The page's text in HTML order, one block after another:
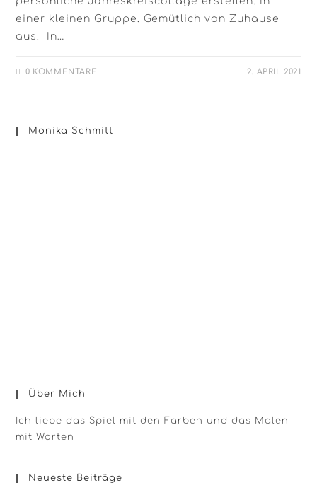
einer kleinen Gruppe. Gemütlich von Zuhause
aus. In…
0 KOMMENTARE 2. APRIL 2021
Monika Schmitt
Über Mich
Ich liebe das Spiel mit den Farben und das Malen
mit Worten
Neueste Beiträge